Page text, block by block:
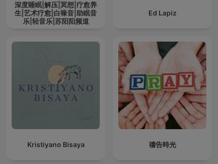
深度睡眠|解压|冥想|疗愈养
生|艺术疗愈|白噪音|助眠音
乐|轻音乐|苏阳阳频道
Ed Lapiz
Kristiyano Bisaya 禱告時光